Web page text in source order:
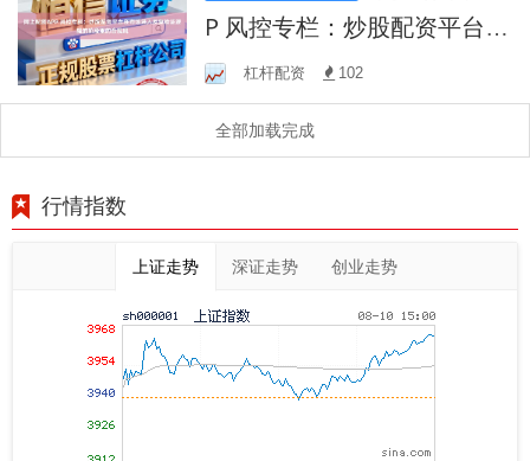
P 风控专栏：炒股配资平台在
市场进入反复验证逻辑的阶
段里的合规风
杠杆配资 102
全部加载完成
行情指数
上证走势 深证走势 创业走势